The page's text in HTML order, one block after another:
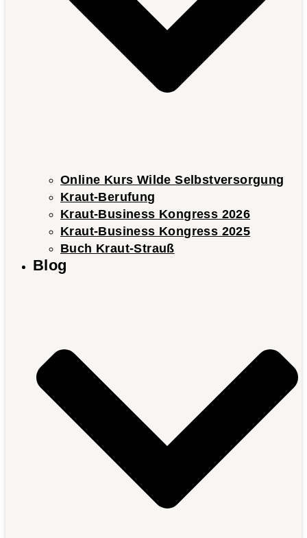
Online Kurs Wilde Selbstversorgung
Kraut-Berufung
Kraut-Business Kongress 2026
Kraut-Business Kongress 2025
Buch Kraut-Strauß
Blog